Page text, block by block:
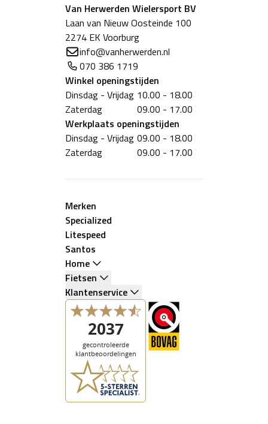
Van Herwerden Wielersport BV
Laan van Nieuw Oosteinde 100
2274 EK Voorburg
info@vanherwerden.nl
070 386 1719
Winkel openingstijden
Dinsdag - Vrijdag 10.00 - 18.00
Zaterdag
09.00 - 17.00
Werkplaats openingstijden
Dinsdag - Vrijdag 09.00 - 18.00
Zaterdag
09.00 - 17.00
Merken
Specialized
Litespeed
Santos
Home
Fietsen
Klantenservice